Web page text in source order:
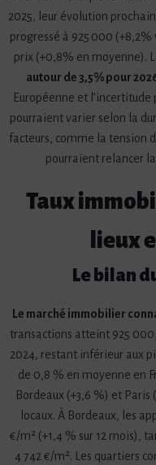
2025, leur évolution
progressé à 925 000
prix (+0,8% en moyenne).
autour de 3,5% pour
Européenne et
pourraient varier selon la
facteurs, comme la tension
pourraient relancer
Taux
lieux
Le bilan
Le marché immobilier
transactions atteint 925
2024, restant inférieur aux
de 0,8 % en moyenne en
Bordeaux (+3,6 %) et
locaux. À Bordeaux, les
€/m² (+1,4 % sur 12 mois),
4 742 €/m². Les quartiers